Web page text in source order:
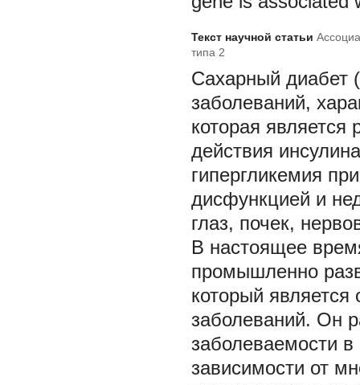
Текст научной статьи
типа 2
Сахарный диабет
заболеваний,
которая является
действия
гипергликемия
дисфункцией и
глаз, почек,
В настоящее
промышленно
который
заболеваний. Он
заболеваемости
зависимости от